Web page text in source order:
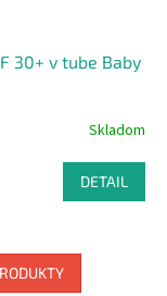
30+ v tube Baby
Skladom
DETAIL